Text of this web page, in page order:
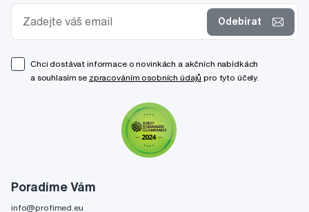
Poradíme Vám
info@profimed.eu
Odebírat
Chci dostávat informace o novinkách a akčních nabídkách
a souhlasím se zpracováním osobních údajů pro tyto účely.